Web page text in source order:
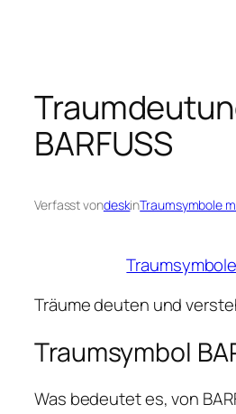
BARFUSS
Verfasst vondeskinTraumsymbole
Träume deuten und
Traumsymbol
Was bedeutet es, von